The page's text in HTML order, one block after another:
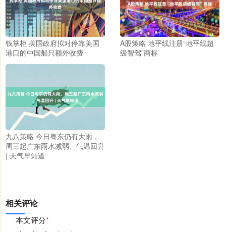
钱掌柜 美国政府拟对停靠美国
港口的中国船只额外收费
A股策略 地平线注册“地平线超
级智驾”商标
九八策略 今日粤东仍有大雨，
周三起广东雨水减弱、气温回升
| 天气早知道
相关评论
本文评分*